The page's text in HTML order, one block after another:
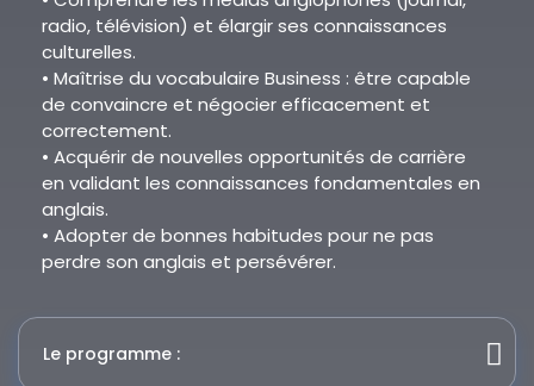
radio, télévision) et élargir ses connaissances
culturelles.
• Maîtrise du vocabulaire Business : être capable
de convaincre et négocier efficacement et
correctement.
• Acquérir de nouvelles opportunités de carrière
en validant les connaissances fondamentales en
anglais.
• Adopter de bonnes habitudes pour ne pas
perdre son anglais et persévérer.
Le programme :